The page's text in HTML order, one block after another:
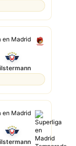
en Madrid
en Madrid